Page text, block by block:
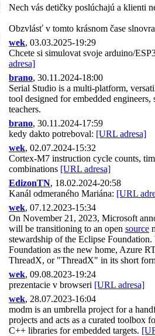
Nech vás detičky poslúchajú a klienti
Obzvlásť v tomto krásnom čase
wek, 03.03.2025-19:29
Chcete si simulovat svoje arduino/
adresa]
brano, 30.11.2024-18:00
Serial Studio is a multi-platform,
tool designed for embedded engineers,
teachers.
brano, 30.11.2024-17:59
kedy dakto potreboval: [URL adresa]
wek, 02.07.2024-15:32
Cortex-M7 instruction cycle counts,
combinations [URL adresa]
EdizonTN, 18.02.2024-20:58
Kanál odmeraného Mariána: [URL
wek, 07.12.2023-15:34
On November 21, 2023, Microsoft
will be transitioning to an open source
stewardship of the Eclipse
Foundation as the new home, Azure
ThreadX, or "ThreadX" in its short
wek, 09.08.2023-19:24
prezentacie v browseri [URL adresa]
wek, 28.07.2023-16:04
modm is an umbrella project for a
projects and acts as a curated toolbox
C++ libraries for embedded targets.